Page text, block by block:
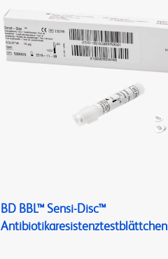
BD BBL™ Sensi-Disc™
Antibiotikaresistenztestblättchen